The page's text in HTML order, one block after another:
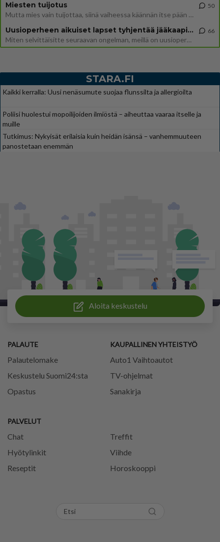
Miesten tuijotus
Mutta mies vain tuijottaa, siinä vaiheessa käännän itse pään pois. Mikä juttu? Yleensä jos joku tuijottaa tai katsoo, hä
50
Uusioperheen aikuiset lapset tyhjentää jääkaapin käydessään
Miten selvittäisitte seuraavan ongelman, meillä on uusioperhe, minulla teini-ikäiset lapset ja puolisolla aikuiset, jotk
66
STARA.FI
Kaikki kerralla: Uusi nenäsumute suojaa flunssilta ja allergioilta
Poliisi huolestui mopoilijoiden ilmiöstä – aiheuttaa vaaraa itselle ja
muille
Tutkimus: Nykyisät erilaisia kuin heidän isänsä – vanhemmuuteen
panostetaan enemmän
Aloita keskustelu
PALAUTE
Palautelomake
Keskustelu Suomi24:sta
Opastus
PALVELUT
Chat
Treffit
Hyötylinkit
Viihde
Reseptit
Horoskooppi
KAUPALLINEN YHTEISTYÖ
Auto1 Vaihtoautot
TV-ohjelmat
Sanakirja